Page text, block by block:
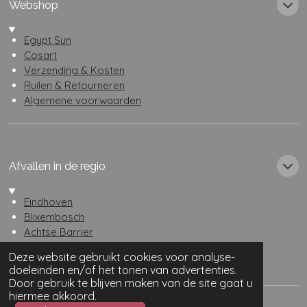
Deze website gebruikt cookies voor analyse-
doeleinden en/of het tonen van advertenties.
Door gebruik te blijven maken van de site gaat u
hiermee akkoord.
Webshop
Egypt Sun
Cosart
Verzending & Kosten
Ruilen & Retourneren
Algemene voorwaarden
Afvallen in de regio
Eindhoven
Blixembosch
Achtse Barrier
Nuenen
Son & breugel
Algemene voorwaarden
Privacy beleid